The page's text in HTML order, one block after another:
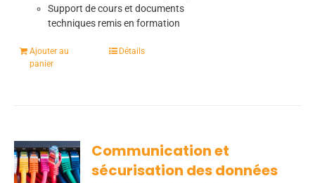
Support de cours et documents
techniques remis en formation
Ajouter au
panier
Détails
Communication et
sécurisation des données